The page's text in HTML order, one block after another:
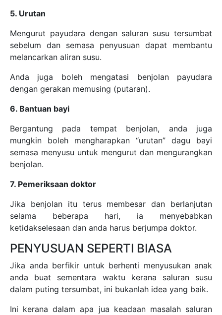
5. Urutan
Mengurut payudara dengan saluran susu tersumbat
sebelum dan semasa penyusuan dapat membantu
melancarkan aliran susu.
Anda juga boleh mengatasi benjolan payudara
dengan gerakan memusing (putaran).
6. Bantuan bayi
Bergantung pada tempat benjolan, anda juga
mungkin boleh mengharapkan “urutan” dagu bayi
semasa menyusu untuk mengurut dan mengurangkan
benjolan.
7. Pemeriksaan doktor
Jika benjolan itu terus membesar dan berlanjutan
selama beberapa hari, ia menyebabkan
ketidakselesaan dan anda harus berjumpa doktor.
PENYUSUAN SEPERTI BIASA
Jika anda berfikir untuk berhenti menyusukan anak
anda buat sementara waktu kerana saluran susu
dalam puting tersumbat, ini bukanlah idea yang baik.
Ini kerana dalam apa jua keadaan masalah saluran